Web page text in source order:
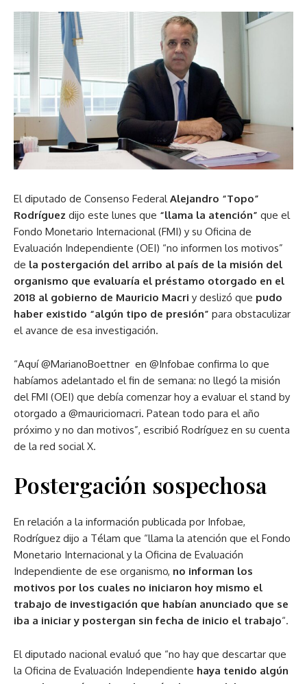
El diputado de Consenso FederalAlejandro “Topo”
Rodríguez dijo este lunes que “llama la atención” que el
Fondo Monetario Internacional (FMI) y su Oficina de
Evaluación Independiente (OEI) “no informen los motivos”
de la postergación del arribo al país de la misión del
organismo que evaluaría el préstamo otorgado en el
2018 al gobierno de Mauricio Macri y deslizó que pudo
haber existido “algún tipo de presión” para obstaculizar
el avance de esa investigación.
“Aquí ⁦@MarianoBoettner ⁩ en @Infobae confirma lo que
habíamos adelantado el fin de semana: no llegó la misión
del FMI (OEI) que debía comenzar hoy a evaluar el stand by
otorgado a ⁦@mauriciomacri. Patean todo para el año
próximo y no dan motivos”, escribió Rodríguez en su cuenta
de la red social X.
Postergación sospechosa
En relación a la información publicada por Infobae,
Rodríguez dijo a Télam que “llama la atención que el Fondo
Monetario Internacional y la Oficina de Evaluación
Independiente de ese organismo, no informan los
motivos por los cuales no iniciaron hoy mismo el
trabajo de investigación que habían anunciado que se
iba a iniciar y postergan sin fecha de inicio el trabajo“.
El diputado nacional evaluó que “no hay que descartar que
la Oficina de Evaluación Independiente haya tenido algún